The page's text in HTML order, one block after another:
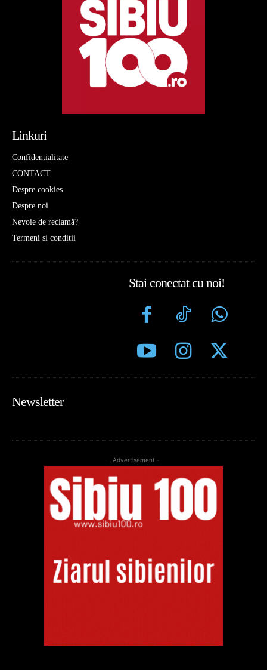
Linkuri
Confidentialitate
CONTACT
Despre cookies
Despre noi
Nevoie de reclamă?
Termeni si conditii
Stai conectat cu noi!
Newsletter
- Advertisement -